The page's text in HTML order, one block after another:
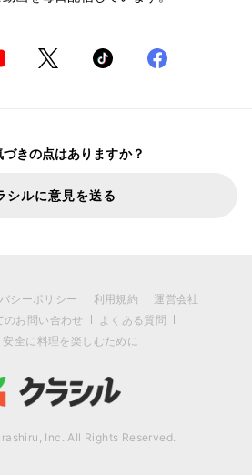
きの点はありますか？
シルに意見を送る
シーポリシー 利用規約
運営会社
のお問い合わせ
よくある質問
安全に料理を楽しむために
Inc. All Rights Reserved.